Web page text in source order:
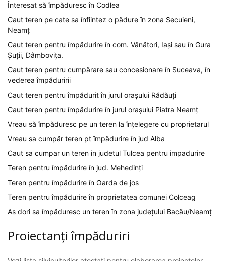
Înteresat să împăduresc în Codlea
Caut teren pe cate sa înfiintez o pădure în zona Secuieni,
Neamț
Caut teren pentru împădurire în com. Vânători, Iași sau în Gura
Șuții, Dâmbovița.
Caut teren pentru cumpărare sau concesionare în Suceava, în
vederea împăduririi
Caut teren pentru împădurit în jurul orașului Rădăuți
Caut teren pentru împădurire în jurul orașului Piatra Neamț
Vreau să împăduresc pe un teren la înțelegere cu proprietarul
Vreau sa cumpăr teren pt împădurire în jud Alba
Caut sa cumpar un teren in judetul Tulcea pentru impadurire
Teren pentru împădurire în jud. Mehedinți
Teren pentru împădurire în Oarda de jos
Teren pentru împădurire în proprietatea comunei Colceag
As dori sa împăduresc un teren în zona județului Bacău/Neamț
Proiectanți împăduriri